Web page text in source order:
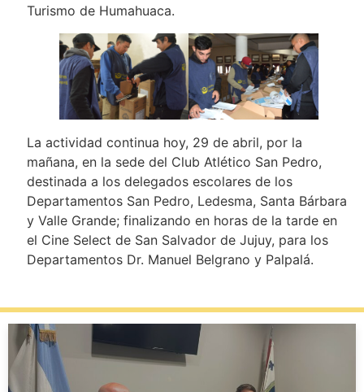
Turismo de Humahuaca.
La actividad continua hoy, 29 de abril, por la
mañana, en la sede del Club Atlético San Pedro,
destinada a los delegados escolares de los
Departamentos San Pedro, Ledesma, Santa Bárbara
y Valle Grande; finalizando en horas de la tarde en
el Cine Select de San Salvador de Jujuy, para los
Departamentos Dr. Manuel Belgrano y Palpalá.